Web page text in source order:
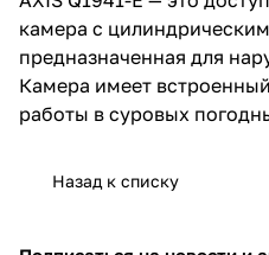
камера с
предназначенная для
Камера имеет
работы в суровых
Назад к списку